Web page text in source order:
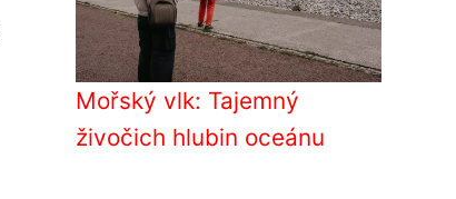
Mořský vlk: Tajemný
živočich hlubin oceánu